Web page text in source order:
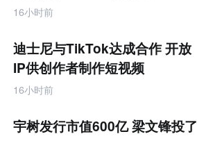
16小时前
迪士尼与TikTok达成合作 开放
IP供创作者制作短视频
16小时前
宇树发行市值600亿 梁文锋投了